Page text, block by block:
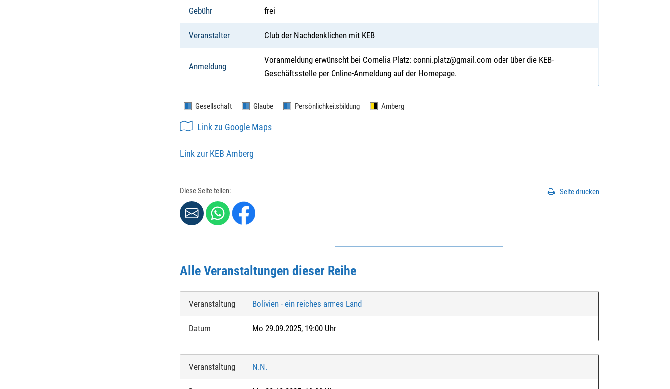
Gebühr frei
Veranstalter Club der Nachdenklichen mit KEB
Anmeldung
Voranmeldung erwünscht bei Cornelia Platz: conni.platz@gmail.com oder über die KEB-
Geschäftsstelle per Online-Anmeldung auf der Homepage.
Gesellschaft Glaube Persönlichkeitsbildung Amberg
Link zu Google Maps
Link zur KEB Amberg
Diese Seite teilen: Seite drucken
Alle Veranstaltungen dieser Reihe
Veranstaltung Bolivien - ein reiches armes Land
Datum Mo 29.09.2025, 19:00 Uhr
Veranstaltung N.N.